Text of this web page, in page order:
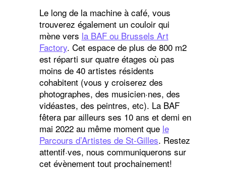
Le long de la machine à café, vous
trouverez également un couloir qui
mène vers la BAF ou Brussels Art
Factory. Cet espace de plus de 800 m2
est réparti sur quatre étages où pas
moins de 40 artistes résidents
cohabitent (vous y croiserez des
photographes, des musicien·nes, des
vidéastes, des peintres, etc). La BAF
fêtera par ailleurs ses 10 ans et demi en
mai 2022 au même moment que le
Parcours d’Artistes de St-Gilles. Restez
attentif·ves, nous communiquerons sur
cet évènement tout prochainement!